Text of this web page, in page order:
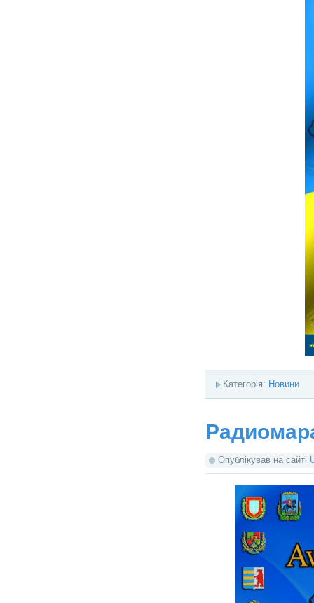
Категорія: Новини
Опублікував на сайті